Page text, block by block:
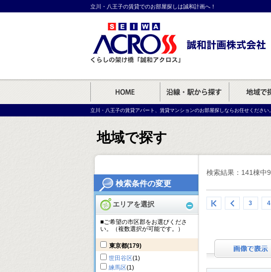
検索条件の変更
エリアを選択
■ご希望の市区郡をお選びくださ
い。（複数選択が可能です。）
東京都(179)
世田谷区(1)
練馬区(1)
立川・八王子の賃貸でのお部屋探しは誠和計画へ！
立川・八王子の賃貸アパート、賃貸マンションのお部屋探しならお任せください。
地域で探す
検索結果：141棟中
3 4